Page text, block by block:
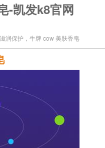
-凯发k8官网
润保护，牛牌 cow 美肤香皂